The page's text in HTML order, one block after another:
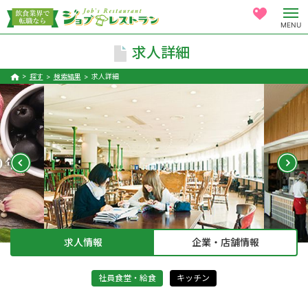
MENU
求人詳細
探す 検索結果 求人詳細
求人情報 企業・店舗情報
社員食堂・給食 キッチン